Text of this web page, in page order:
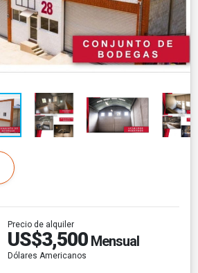
Precio de alquiler
US$3,500 Mensual
Dólares Americanos